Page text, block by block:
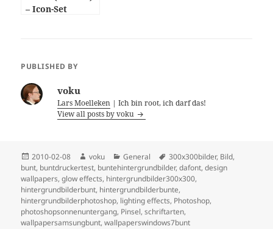
– Icon-Set
PUBLISHED BY
voku
Lars Moelleken | Ich bin root, ich darf das!
View all posts by voku
Posted
on
2010-02-08 Author
voku Categories
General Tags
300x300bilder, Bild,
bunt, buntdruckertest, buntehintergrundbilder,dafont,design
wallpapers,glow effects, hintergrundbilder300x300,
hintergrundbilderbunt, hintergrundbilderbunte,
hintergrundbilderphotoshop, lighting effects, Photoshop,
photoshopsonnenuntergang, Pinsel,schriftarten,
wallpapersamsungbunt,wallpaperswindows7bunt